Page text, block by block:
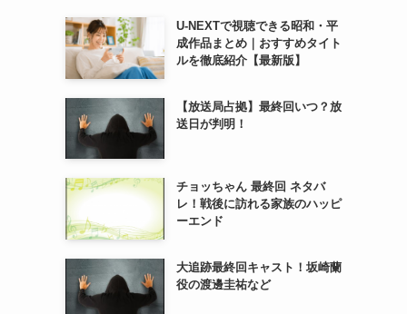
U-NEXTで視聴できる昭和・平
成作品まとめ｜おすすめタイト
ルを徹底紹介【最新版】
【放送局占拠】最終回いつ？放
送日が判明！
チョッちゃん 最終回 ネタバ
レ！戦後に訪れる家族のハッピ
ーエンド
大追跡最終回キャスト！坂崎蘭
役の渡邊圭祐など